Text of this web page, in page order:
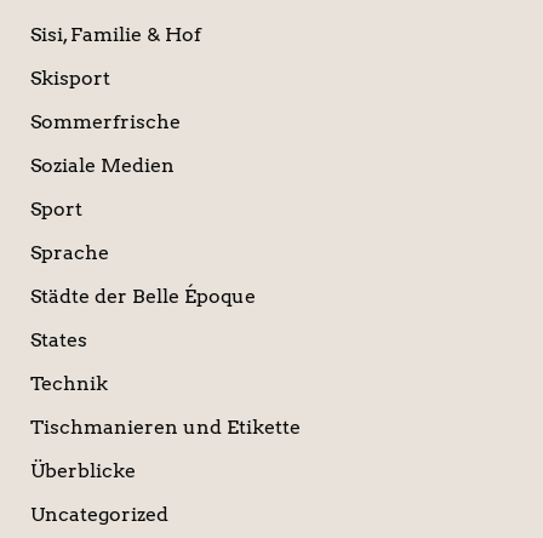
Sisi, Familie & Hof
Skisport
Sommerfrische
Soziale Medien
Sport
Sprache
Städte der Belle Époque
States
Technik
Tischmanieren und Etikette
Überblicke
Uncategorized